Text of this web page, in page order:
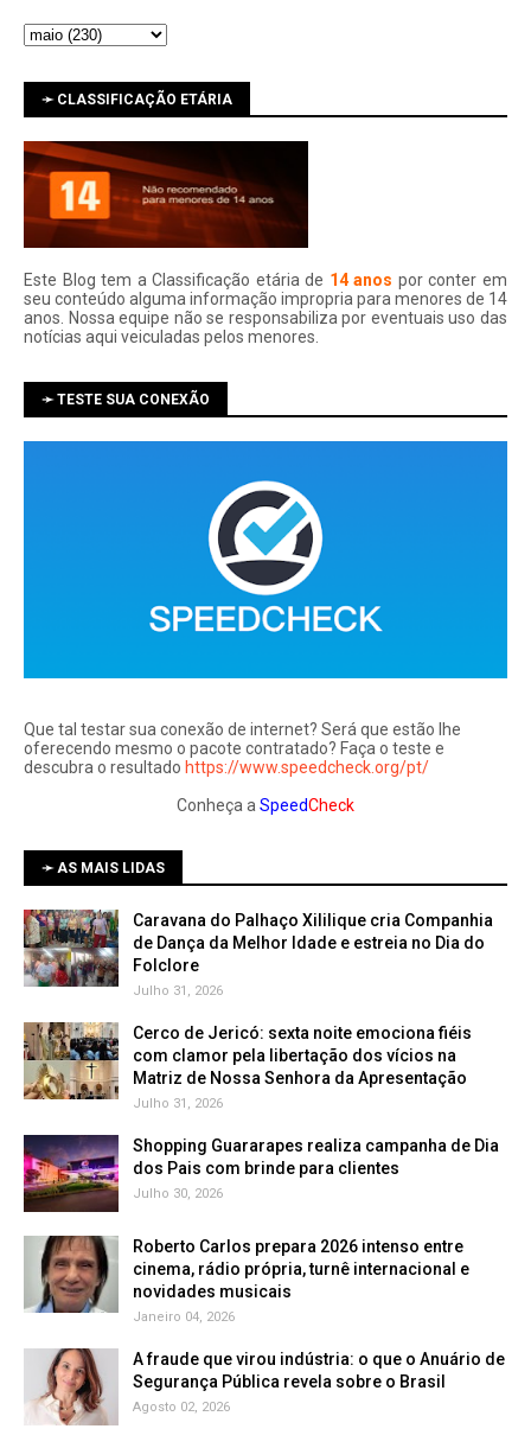
➛ CLASSIFICAÇÃO ETÁRIA
Este Blog tem a Classificação etária de 14 anos por conter em
seu conteúdo alguma informação impropria para menores de 14
anos. Nossa equipe não se responsabiliza por eventuais uso das
notí­cias aqui veiculadas pelos menores.
➛ TESTE SUA CONEXÃO
Que tal testar sua conexão de internet? Será que estão lhe
oferecendo mesmo o pacote contratado? Faça o teste e
descubra o resultado https://www.speedcheck.org/pt/
Conheça a SpeedCheck
➛ AS MAIS LIDAS
Caravana do Palhaço Xililique cria Companhia
de Dança da Melhor Idade e estreia no Dia do
Folclore
Julho 31, 2026
Cerco de Jericó: sexta noite emociona fiéis
com clamor pela libertação dos vícios na
Matriz de Nossa Senhora da Apresentação
Julho 31, 2026
Shopping Guararapes realiza campanha de Dia
dos Pais com brinde para clientes
Julho 30, 2026
Roberto Carlos prepara 2026 intenso entre
cinema, rádio própria, turnê internacional e
novidades musicais
Janeiro 04, 2026
A fraude que virou indústria: o que o Anuário de
Segurança Pública revela sobre o Brasil
Agosto 02, 2026